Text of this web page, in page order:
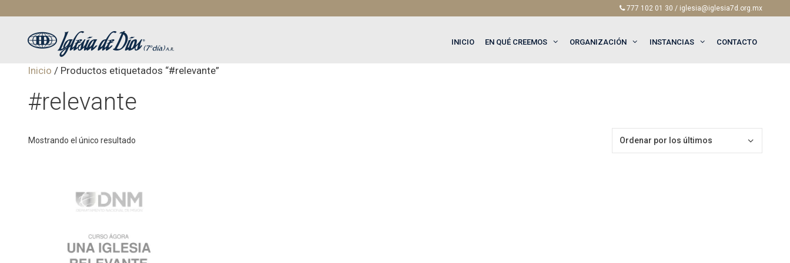
contenido
777 102 01 30 / iglesia@iglesia7d.org.mx
INICIO EN QUÉ CREEMOS ORGANIZACIÓN INSTANCIAS CONTACTO
Inicio / Productos etiquetados “#relevante”
#relevante
Mostrando el único resultado